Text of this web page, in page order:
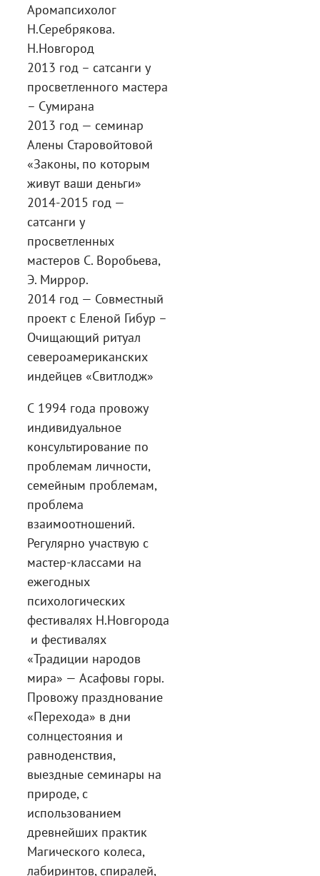
Аромапсихолог
Н.Серебрякова.
Н.Новгород
2013 год – сатсанги у
просветленного мастера
– Сумирана
2013 год — семинар
Алены Старовойтовой
«Законы, по которым
живут ваши деньги»
2014-2015 год —
сатсанги у
просветленных
мастеров С. Воробьева,
Э. Миррор.
2014 год — Совместный
проект с Еленой Гибур –
Очищающий ритуал
североамериканских
индейцев «Свитлодж»
С 1994 года провожу
индивидуальное
консультирование по
проблемам личности,
семейным проблемам,
проблема
взаимоотношений.
Регулярно участвую с
мастер-классами на
ежегодных
психологических
фестивалях Н.Новгорода
и фестивалях
«Традиции народов
мира» — Асафовы горы.
Провожу празднование
«Перехода» в дни
солнцестояния и
равноденствия,
выездные семинары на
природе, с
использованием
древнейших практик
Магического колеса,
лабиринтов, спиралей,